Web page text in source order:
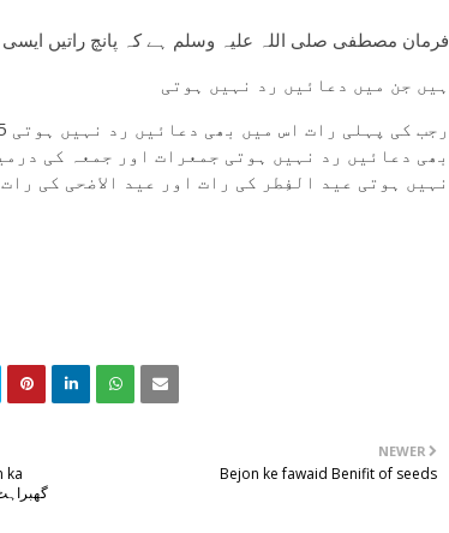
فرمان مصطفی صلی اللہ علیہ وسلم ہے کہ پانچ راتیں ایسی
ہیں جن میں دعائیں رد نہیں ہوتی
بھی دعائیں رد نہیں ہوتی جمعرات اور جمعہ کی
نہیں ہوتی عید الفِطر کی رات اور عید الاضحی کی
NEWER
Bejon ke fawaid Benifit of seeds
ka